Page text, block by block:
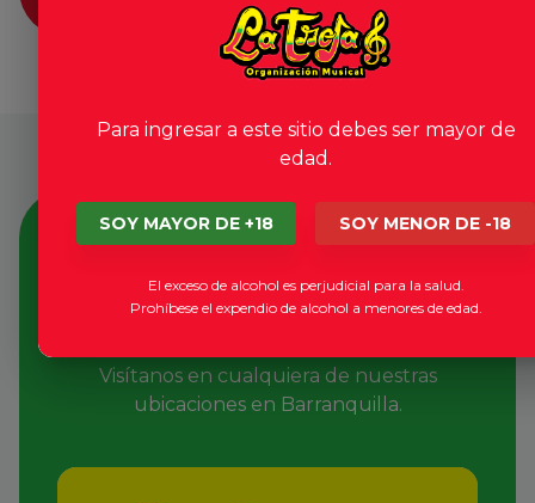
Nuestros puntos de
sabrosura pura
Visítanos en cualquiera de nuestras
ubicaciones en Barranquilla.
Para ingresar a este sitio debes ser mayor de
edad.
SOY MAYOR DE +18 SOY MENOR DE -18
El exceso de alcohol es perjudicial para la salud.
Prohíbese el expendio de alcohol a menores de edad.